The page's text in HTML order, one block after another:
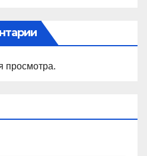
просмотра.